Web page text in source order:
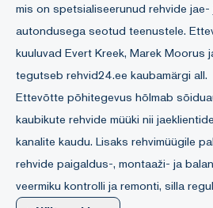
mis on spetsialiseerunud rehvide jae-
autondusega seotud teenustele.
kuuluvad Evert Kreek, Marek Moorus
tegutseb rehvid24.ee kaubamärgi all.
Ettevõtte põhitegevus hõlmab
kaubikute rehvide müüki nii
kanalite kaudu. Lisaks rehvimüügile
rehvide paigaldus-, montaaži- ja
veermiku kontrolli ja remonti, silla